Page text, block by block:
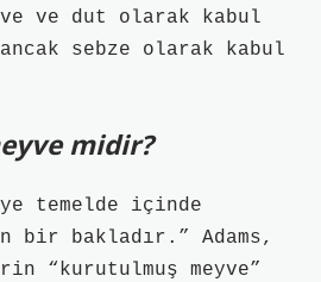
ve dut olarak kabul
sebze olarak kabul
midir?
temelde içinde
bir bakladır.” Adams,
“kurutulmuş meyve”